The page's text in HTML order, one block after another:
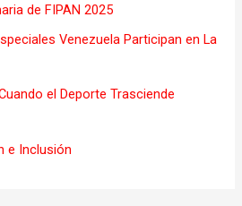
de FIPAN 2025
Venezuela Participan en La
el Deporte Trasciende
e Inclusión